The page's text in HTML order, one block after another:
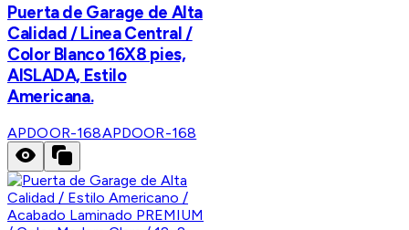
Puerta de Garage de Alta
Calidad / Linea Central /
Color Blanco 16X8 pies,
AISLADA, Estilo
Americana.
APDOOR-168APDOOR-168